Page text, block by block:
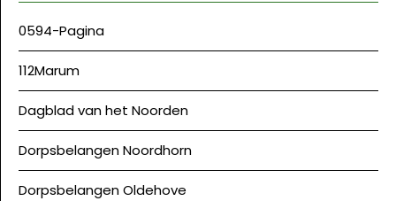
0594-Pagina
112Marum
Dagblad van het Noorden
Dorpsbelangen Noordhorn
Dorpsbelangen Oldehove